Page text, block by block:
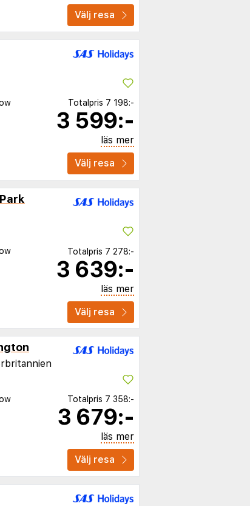
Välj resa
Totalpris 7 198:-
3 599:-
läs mer
Välj resa
Totalpris 7 278:-
3 639:-
läs mer
Välj resa
Totalpris 7 358:-
3 679:-
läs mer
Välj resa